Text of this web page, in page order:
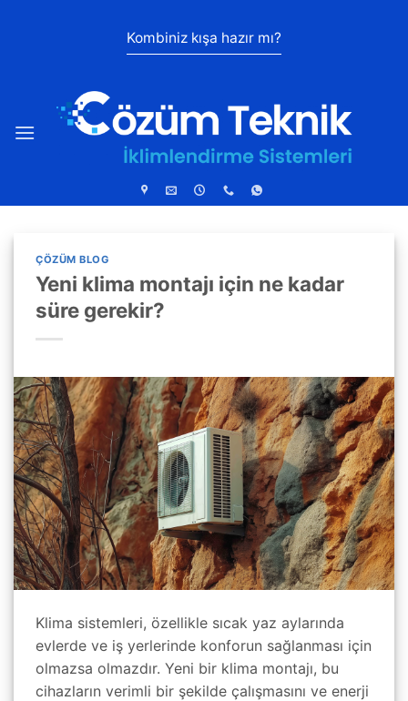
Kombiniz kışa hazır mı?
ÇÖZÜM BLOG
Yeni klima montajı için ne kadar
süre gerekir?
Klima sistemleri, özellikle sıcak yaz aylarında
evlerde ve iş yerlerinde konforun sağlanması için
olmazsa olmazdır. Yeni bir klima montajı, bu
cihazların verimli bir şekilde çalışmasını ve enerji